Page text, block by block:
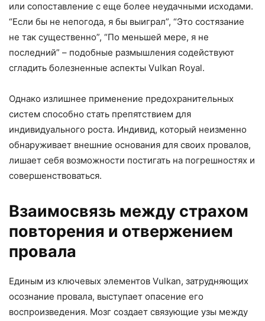
или сопоставление с еще более неудачными исходами.
“Если бы не непогода, я бы выиграл”, “Это состязание
не так существенно”, “По меньшей мере, я не
последний” – подобные размышления содействуют
сгладить болезненные аспекты Vulkan Royal.
Однако излишнее применение предохранительных
систем способно стать препятствием для
индивидуального роста. Индивид, который неизменно
обнаруживает внешние основания для своих провалов,
лишает себя возможности постигать на погрешностях и
совершенствоваться.
Взаимосвязь между страхом
повторения и отвержением
провала
Единым из ключевых элементов Vulkan, затрудняющих
осознание провала, выступает опасение его
воспроизведения. Мозг создает связующие узы между